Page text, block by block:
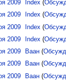
2009 Index (
2009 Index (
2009 Index (
2009 Index (
2009 Ваан (
2009 Ваан (
2009 Ваан (